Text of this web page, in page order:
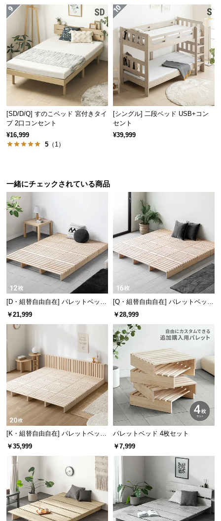
[SD/D/Q] すのこベッド 宮付きタイ
プ 2口コンセント
¥16,999
5 （1）
[シングル] 二段ベッド USB+コン
セント
¥39,999
一緒にチェックされている商品
[D・組替自由自在] パレットベッド
12枚セット
￥21,999
[Q・組替自由自在] パレットベッド
16枚セット
￥28,999
[K・組替自由自在] パレットベッド
20枚セット
￥35,999
パレットベッド 4枚セット
￥7,999